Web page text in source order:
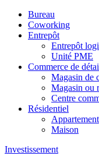
Bureau
Coworking
Entrepôt
Entrepôt
Unité PME
Commerce de
Magasin de
Magasin ou
Centre
Résidentiel
Appartement
Maison
Investissement